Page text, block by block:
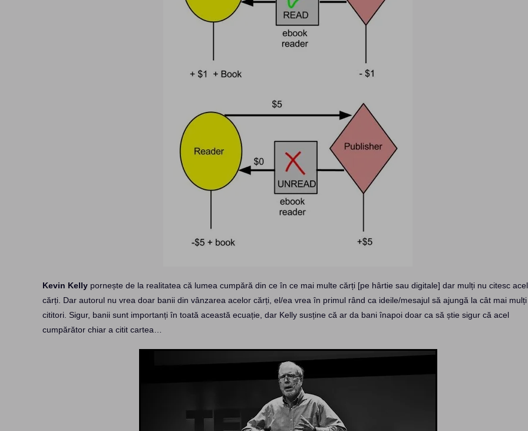
Kevin Kelly pornește de la realitatea că lumea cumpără din ce în ce mai multe cărți [pe hârtie sau digitale] dar mulți nu citesc
cărți. Dar autorul nu vrea doar banii din vânzarea acelor cărți, el/ea vrea în primul rând ca ideile/mesajul să ajungă la cât mai mulți
cititori. Sigur, banii sunt importanți în toată această ecuație, dar Kelly susține că ar da bani înapoi doar ca să știe sigur că acel
cumpărător chiar a citit cartea…